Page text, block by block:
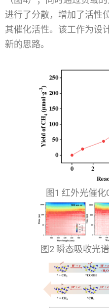
进行了分散，增加了活性
其催化活性。该工作为设
新的思路。
图1 红外光催化
图2 瞬态吸收光